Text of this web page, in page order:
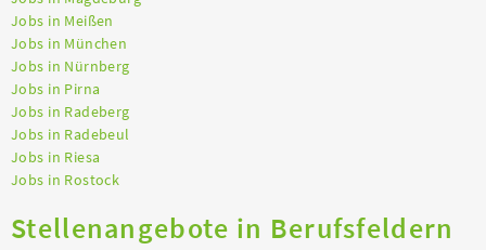
Jobs in Meißen
Jobs in München
Jobs in Nürnberg
Jobs in Pirna
Jobs in Radeberg
Jobs in Radebeul
Jobs in Riesa
Jobs in Rostock
Stellenangebote in Berufsfeldern